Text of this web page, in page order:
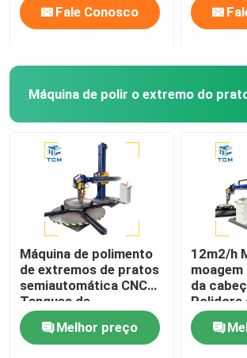
Fale Conosco
Máquina de polir o extremo do
Máquina de polimento
de extremos de pratos
semiautomática CNC
Tanques de
armazenamento
Equipamento de
polimento de metais
Melhor preço
12m2/h
da
Polidora
aço